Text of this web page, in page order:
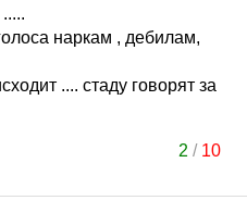
наркам , дебилам,
.... стаду говорят за
2 / 10